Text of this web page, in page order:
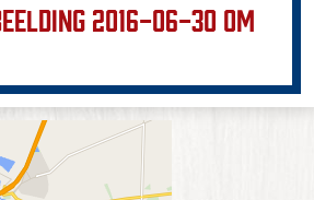
2016-06-30 om